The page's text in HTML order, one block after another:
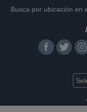
Busca por ubicación en